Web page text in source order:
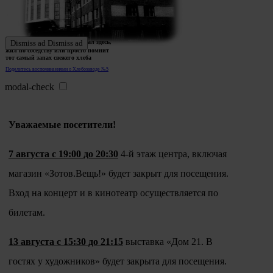
Поделитесь воспоминаниями о Хлебозаводе №5
Ждем истории тех, кто работал здесь,
жил по соседству или просто помнит
тот самый запах свежего хлеба
Dismiss ad Dismiss ad
modal-check
Уважаемые посетители!
7 августа с 19:00 до 20:30 4-й этаж центра, включая
магазин «Зотов.Вещь!» будет закрыт для посещения.
Вход на концерт и в кинотеатр осуществляется по
билетам.
13 августа с 15:30 до 21:15 выставка «Дом 21. В
гостях у художников» будет закрыта для посещения.